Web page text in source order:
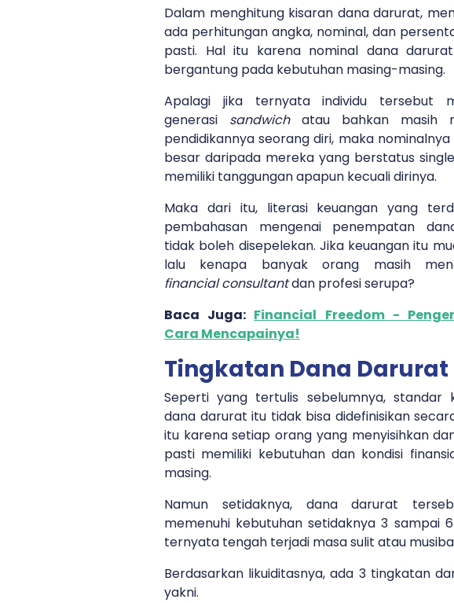
Dalam menghitung kisaran dana darurat,
ada perhitungan angka, nominal, dan
pasti. Hal itu karena nominal dana
bergantung pada kebutuhan masing-masing.
Apalagi jika ternyata individu tersebut
generasi sandwich atau bahkan masih
pendidikannya seorang diri, maka
besar daripada mereka yang berstatus
memiliki tanggungan apapun kecuali dirinya.
Maka dari itu, literasi keuangan yang
pembahasan mengenai penempatan
tidak boleh disepelekan. Jika keuangan itu
lalu kenapa banyak orang masih
financial consultantdan profesi serupa?
Baca Juga: Financial Freedom -
Cara Mencapainya!
Tingkatan Dana Darurat
Seperti yang tertulis sebelumnya, standar
dana darurat itu tidak bisa didefinisikan
itu karena setiap orang yang menyisihkan
pasti memiliki kebutuhan dan kondisi
masing.
Namun setidaknya, dana darurat
memenuhi kebutuhan setidaknya 3 sampai
ternyata tengah terjadi masa sulit atau
Berdasarkan likuiditasnya, ada 3 tingkatan
yakni.